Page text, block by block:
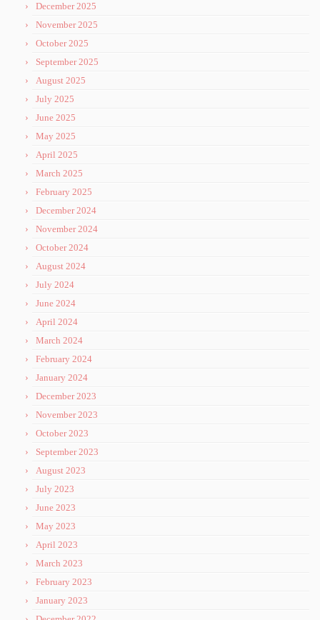
December 2025
November 2025
October 2025
September 2025
August 2025
July 2025
June 2025
May 2025
April 2025
March 2025
February 2025
December 2024
November 2024
October 2024
August 2024
July 2024
June 2024
April 2024
March 2024
February 2024
January 2024
December 2023
November 2023
October 2023
September 2023
August 2023
July 2023
June 2023
May 2023
April 2023
March 2023
February 2023
January 2023